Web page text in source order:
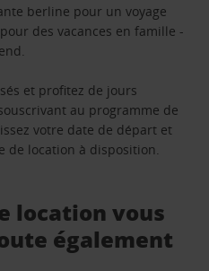
berline pour un voyage
des vacances en famille -
et profitez de jours
au programme de
votre date de départ et
de location à disposition.
location vous
également